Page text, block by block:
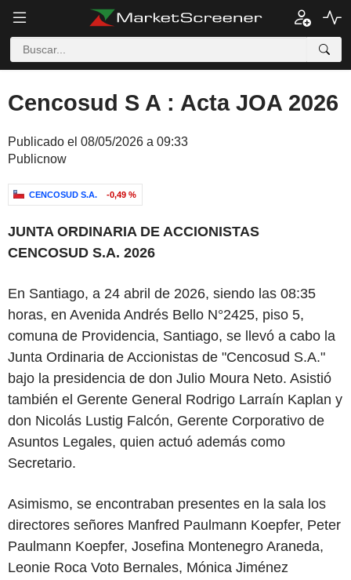
Cencosud S A : Acta JOA 2026
Publicado el 08/05/2026 a 09:33
Publicnow
CENCOSUD S.A. -0,49 %
‌JUNTA ORDINARIA DE ACCIONISTAS
CENCOSUD S.A. 2026
En Santiago, a 24 abril de 2026, siendo las 08:35
horas, en Avenida Andrés Bello N°2425, piso 5,
comuna de Providencia, Santiago, se llevó a cabo la
Junta Ordinaria de Accionistas de "Cencosud S.A."
bajo la presidencia de don Julio Moura Neto. Asistió
también el Gerente General Rodrigo Larraín Kaplan y
don Nicolás Lustig Falcón, Gerente Corporativo de
Asuntos Legales, quien actuó además como
Secretario.
Asimismo, se encontraban presentes en la sala los
directores señores Manfred Paulmann Koepfer, Peter
Paulmann Koepfer, Josefina Montenegro Araneda,
Leonie Roca Voto Bernales, Mónica Jiménez